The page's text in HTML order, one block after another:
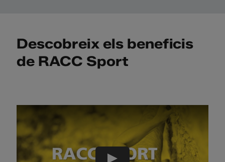
Descobreix els beneficis
de RACC Sport